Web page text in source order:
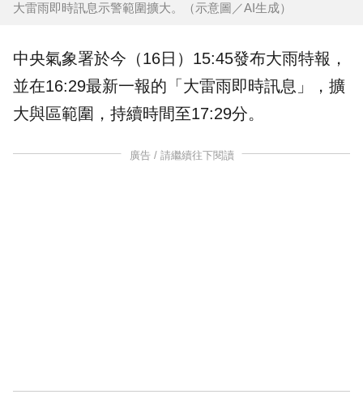
大雷雨即時訊息示警範圍擴大。（示意圖／AI生成）
中央氣象署於今（16日）15:45發布大雨特報，
並在16:29最新一報的「 大雷雨即時訊息」，擴
大與區範圍，持續時間至17:29分。
廣告 / 請繼續往下閱讀